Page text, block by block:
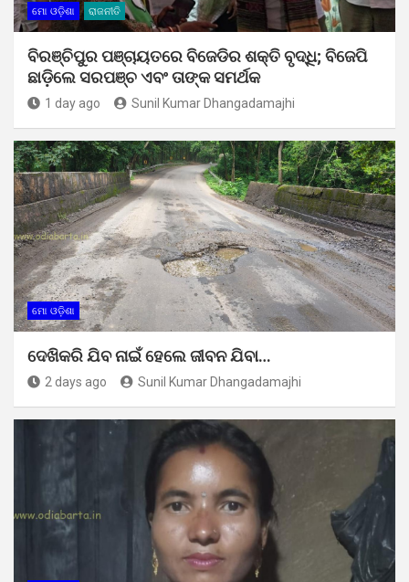
ମୋ ଓଡ଼ିଶା ରାଜନୀତି
ବିରଞ୍ଚିପୁର ପଞ୍ଚାୟତରେ ବିଜେଡିର ଶକ୍ତି ବୃଦ୍ଧି; ବିଜେପି
ଛାଡ଼ିଲେ ସରପଞ୍ଚ ଏବଂ ତାଙ୍କ ସମର୍ଥକ
1 day ago Sunil Kumar Dhangadamajhi
ମୋ ଓଡ଼ିଶା
ଦେଖିକରି ଯିବ ନାଇଁ ହେଲେ ଜୀବନ ଯିବା…
2 days ago Sunil Kumar Dhangadamajhi